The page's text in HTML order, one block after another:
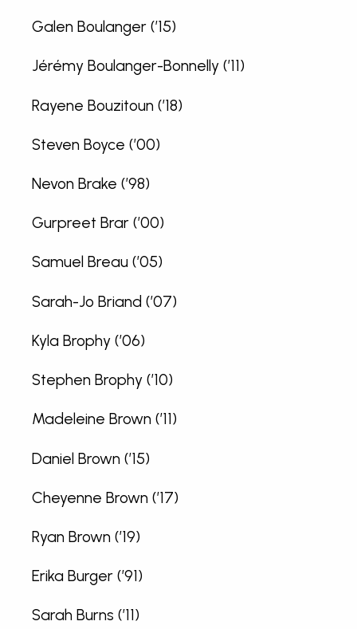
Galen Boulanger (’15)
Jérémy Boulanger-Bonnelly (’11)
Rayene Bouzitoun (’18)
Steven Boyce (’00)
Nevon Brake (’98)
Gurpreet Brar (’00)
Samuel Breau (’05)
Sarah-Jo Briand (’07)
Kyla Brophy (’06)
Stephen Brophy (’10)
Madeleine Brown (’11)
Daniel Brown (’15)
Cheyenne Brown (’17)
Ryan Brown (’19)
Erika Burger (’91)
Sarah Burns (’11)